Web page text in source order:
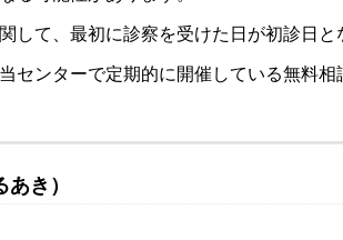
て、最初に診察を受けた日が初診日と
センターで定期的に開催している無料相
き）